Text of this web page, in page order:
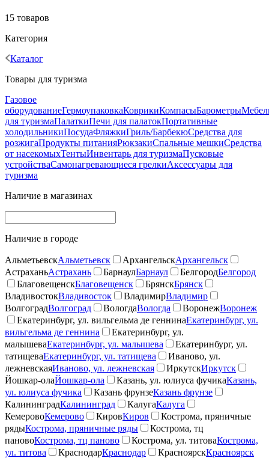
15 товаров
Категория
Каталог
Товары для туризма
Газовое
оборудованиеГермоупаковкаКоврикиКомпасыБарометры
для туризмаПалаткиПечи для палатокПортативные
холодильникиПосудаФляжкиГриль/БарбекюСредства для
розжигаПродукты питанияРюкзакиСпальные мешкиСредства
от насекомыхТентыИнвентарь для туризмаПусковые
устройстваСамонагревающиеся грелкиАксессуары для
туризма
Наличие в магазинах
Наличие в городе
АльметьевскАльметьевск АрхангельскАрхангельск
АстраханьАстрахань БарнаулБарнаул БелгородБелгород
БлаговещенскБлаговещенск БрянскБрянск
ВладивостокВладивосток ВладимирВладимир
ВолгоградВолгоград ВологдаВологда ВоронежВоронеж
Екатеринбург, ул. вильгельма де геннинаЕкатеринбург, ул.
вильгельма де геннина
Екатеринбург, ул.
малышеваЕкатеринбург, ул. малышева
Екатеринбург, ул.
татищеваЕкатеринбург, ул. татищева
Иваново, ул.
лежневскаяИваново, ул. лежневская ИркутскИркутск
Йошкар-олаЙошкар-ола Казань, ул. юлиуса фучикаКазань,
ул. юлиуса фучика
Казань фрунзеКазань фрунзе
КалининградКалининград КалугаКалуга
КемеровоКемерово КировКиров
Кострома, пряничные
рядыКострома, пряничные ряды
Кострома, тц
пановоКострома, тц паново Кострома, ул. титоваКострома,
ул. титова
КраснодарКраснодар КрасноярскКрасноярск